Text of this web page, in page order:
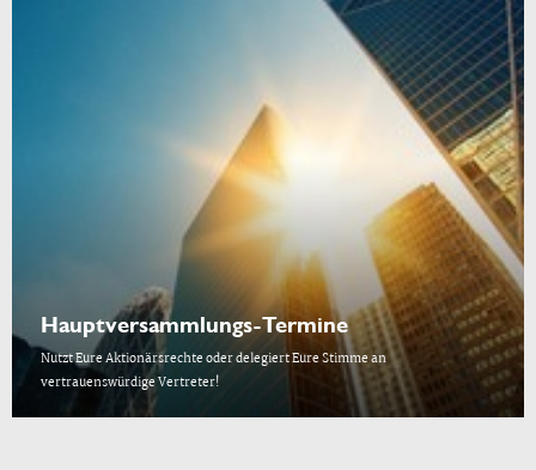
Hauptversammlungs-Termine
Nutzt Eure Aktionärsrechte oder delegiert Eure Stimme an
vertrauenswürdige Vertreter!